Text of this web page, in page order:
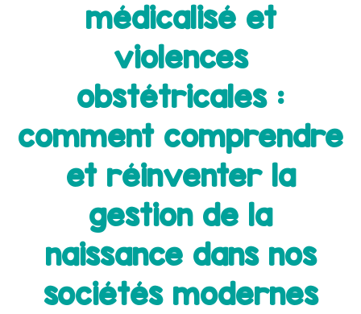
médicalisé et
violences
obstétricales :
comment comprendre
et réinventer la
gestion de la
naissance dans nos
sociétés modernes